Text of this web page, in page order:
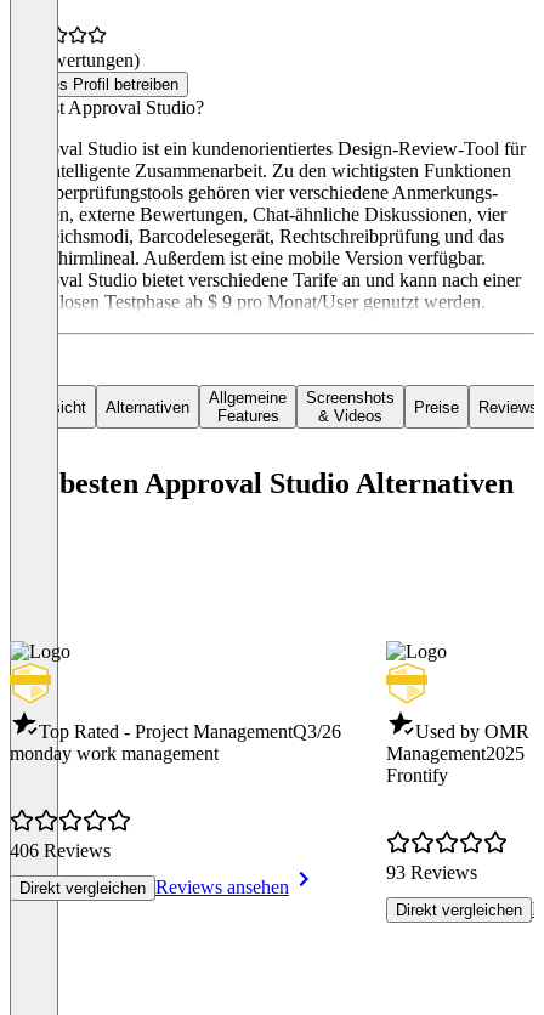
(0 Bewertungen)
Dieses Profil betreiben
Was ist Approval Studio?
Approval Studio ist ein kundenorientiertes Design-Review-Tool für
eine intelligente Zusammenarbeit. Zu den wichtigsten Funktionen
des Überprüfungstools gehören vier verschiedene Anmerkungs-
Formen, externe Bewertungen, Chat-ähnliche Diskussionen, vier
Vergleichsmodi, Barcodelesegerät, Rechtschreibprüfung und das
Bildschirmlineal. Außerdem ist eine mobile Version verfügbar.
Approval Studio bietet verschiedene Tarife an und kann nach einer
kostenlosen Testphase ab $ 9 pro Monat/User genutzt werden.
Übersicht Alternativen
Allgemeine
Features
Screenshots
& Videos
Preise Reviews
Die besten Approval Studio Alternativen
Top Rated - Project ManagementQ3/26
monday work management
406 Reviews
Direkt vergleichen Reviews ansehen
Used by OMR -
Management2025
Frontify
93 Reviews
Direkt vergleichen